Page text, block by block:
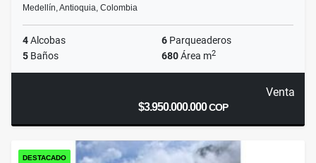
Medellín, Antioquia, Colombia
4Alcobas 6 Parqueaderos
5 Baños 680Área m2
Venta
$3.950.000.000COP
DESTACADO